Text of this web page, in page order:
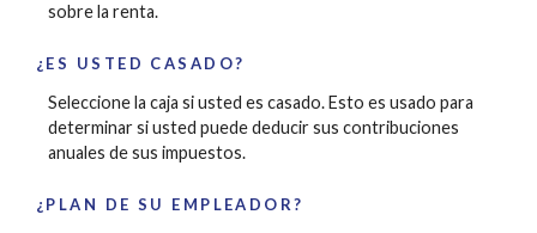
sobre la renta.
¿ES USTED CASADO?
Seleccione la caja si usted es casado. Esto es usado para
determinar si usted puede deducir sus contribuciones
anuales de sus impuestos.
¿PLAN DE SU EMPLEADOR?